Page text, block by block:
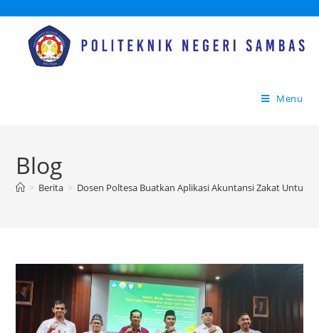
Menu
Blog
> Berita > Dosen Poltesa Buatkan Aplikasi Akuntansi Zakat Untuk